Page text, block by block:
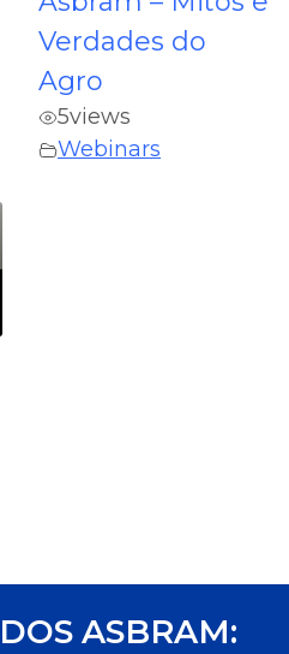
Verdades do
Agro
5views
Webinars
ASBRAM: